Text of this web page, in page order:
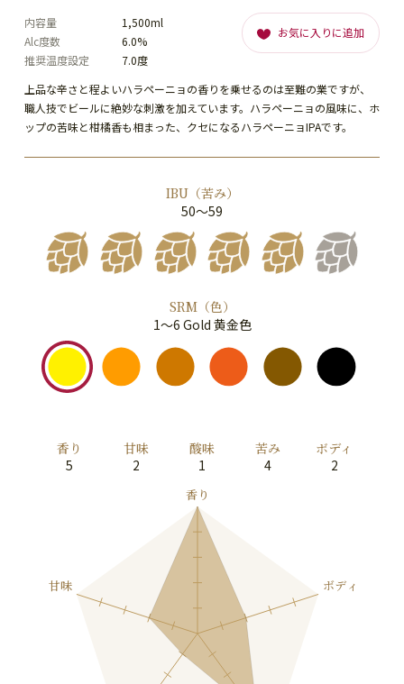
上品な辛さと程よいハラペーニョの香りを乗せるのは至難の業ですが、
職人技でビールに絶妙な刺激を加えています。ハラペーニョの風味に、ホ
ップの苦味と柑橘香も相まった、クセになるハラペーニョIPAです。
内容量
1,500ml
Alc度数
6.0%
推奨温度設定
7.0度
お気に入りに追加
IBU（苦み）
50～59
SRM（色）
1～6 Gold 黄金色
香り
5
甘味
2
酸味
1
苦み
4
ボディ
2